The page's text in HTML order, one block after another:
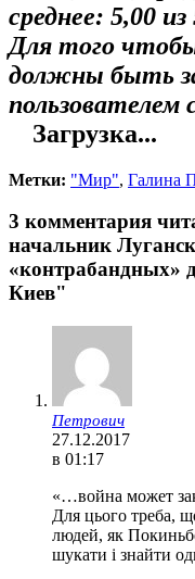
среднее: 5,00 из
Для того
должны быть
пользователем
Загрузка...
Метки: "Мир", Галина
3 комментария
начальник
«контрабандных»
Киев"
Петрович
27.12.2017
в 01:17
«…война может
Для цього треба,
людей, як
шукати і знайти